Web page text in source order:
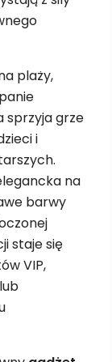
plaży,
sprzyja grze
i
na
barwy
staje się
VIP,